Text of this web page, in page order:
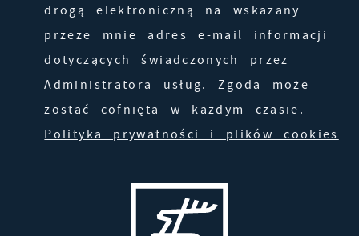
drogą elektroniczną na wskazany
przeze mnie adres e-mail informacji
dotyczących świadczonych przez
Administratora usług. Zgoda może
zostać cofnięta w każdym czasie.
Polityka prywatności i plików cookies
pojawić się na stronach podmiotów trzecich
lub firm będących naszymi partnerami oraz
charakterze pośredników prezentujących nasze
treści w postaci wiadomości, ofert,
komunikatów mediów społecznościowych.